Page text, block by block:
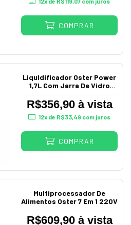
COMPRAR
Liquidificador Oster Power
1,7L Com Jarra De Vidro
R$356,90 à vista
12x de R$33,49 com juros
COMPRAR
Multiprocessador De
Alimentos Oster 7 Em 1 220V
R$609,90 à vista